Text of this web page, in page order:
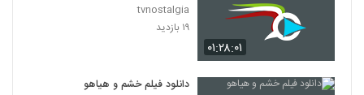
۰۱:۲۸:۰۱
tvnostalgia
۱۹ بازدید
دانلود فیلم خشم و هیاهو